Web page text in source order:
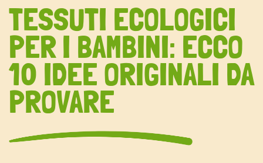
TESSUTI ECOLOGICI
PER I BAMBINI: ECCO
10 IDEE ORIGINALI DA
PROVARE